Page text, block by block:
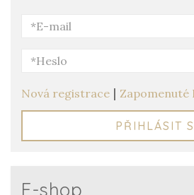
Nová registrace | Zapomenuté
PŘIHLÁSIT
E-shop